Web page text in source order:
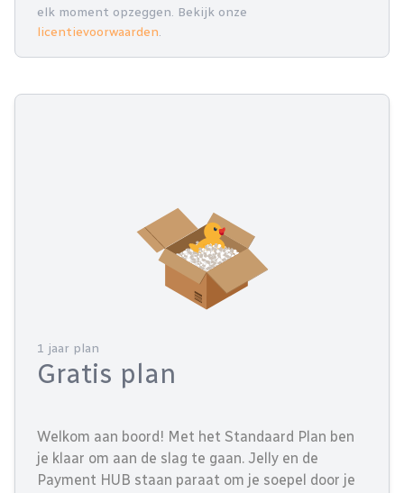
elk moment opzeggen. Bekijk onze
licentievoorwaarden.
1 jaar plan
Gratis plan
Welkom aan boord! Met het Standaard Plan ben
je klaar om aan de slag te gaan. Jelly en de
Payment HUB staan paraat om je soepel door je